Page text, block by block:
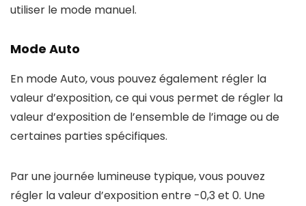
utiliser le mode manuel.
Mode Auto
En mode Auto, vous pouvez également régler la
valeur d’exposition, ce qui vous permet de régler la
valeur d’exposition de l’ensemble de l’image ou de
certaines parties spécifiques.
Par une journée lumineuse typique, vous pouvez
régler la valeur d’exposition entre -0,3 et 0. Une